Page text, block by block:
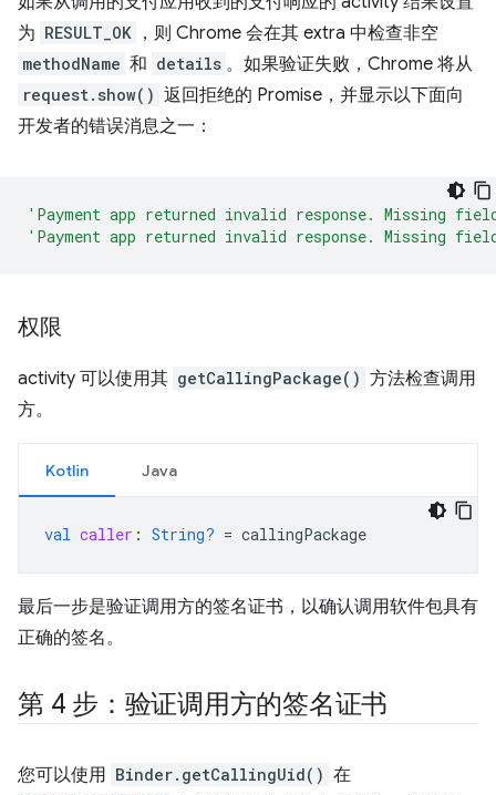
为 RESULT_OK ，则 Chrome 会在其 extra 中检查非空
methodName 和 details 。如果验证失败，Chrome 将从
request.show() 返回拒绝的 Promise，并显示以下面向
开发者的错误消息之一：
'Payment app returned invalid response. Missing
'Payment app returned invalid response. Missing
权限
activity 可以使用其 getCallingPackage() 方法检查调用
方。
Kotlin Java
val caller : String? = callingPackage
最后一步是验证调用方的签名证书，以确认调用软件包具有
正确的签名。
第 4 步：验证调用方的签名证书
您可以使用 Binder.getCallingUid() 在